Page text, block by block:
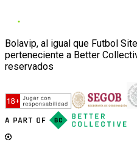
Bolavip, al igual que Futbol
perteneciente a Better
reservados